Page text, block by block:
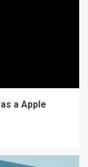
a Apple